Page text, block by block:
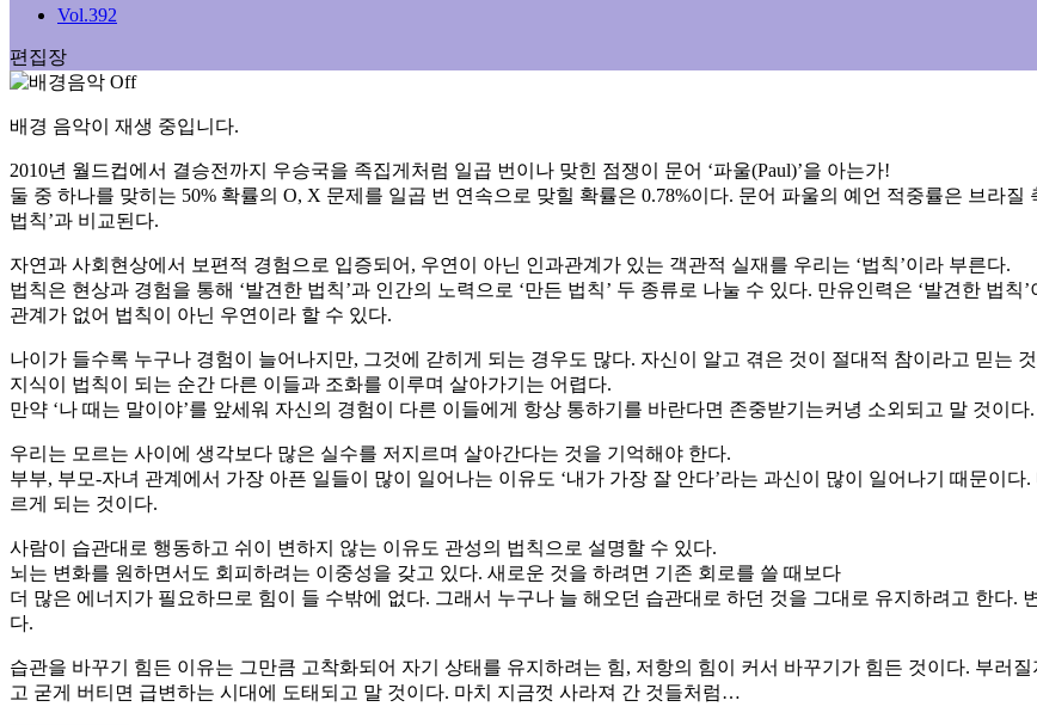
Vol.392
편집장
배경 음악이 재생 중입니다.
2010년 월드컵에서 결승전까지 우승국을 족집게처럼 일곱 번이나 맞힌 점쟁이 문어 ‘파울(Paul)’을 아는가!
둘 중 하나를 맞히는 50% 확률의 O, X 문제를 일곱 번 연속으로 맞힐 확률은 0.78%이다. 문어 파울의 예언 적중률은 브라질
법칙’과 비교된다.
자연과 사회현상에서 보편적 경험으로 입증되어, 우연이 아닌 인과관계가 있는 객관적 실재를 우리는 ‘법칙’이라 부른다.
법칙은 현상과 경험을 통해 ‘발견한 법칙’과 인간의 노력으로 ‘만든 법칙’ 두 종류로 나눌 수 있다. 만유인력은 ‘발견한 법칙
관계가 없어 법칙이 아닌 우연이라 할 수 있다.
나이가 들수록 누구나 경험이 늘어나지만, 그것에 갇히게 되는 경우도 많다. 자신이 알고 겪은 것이 절대적 참이라고 믿는
지식이 법칙이 되는 순간 다른 이들과 조화를 이루며 살아가기는 어렵다.
만약 ‘나 때는 말이야’를 앞세워 자신의 경험이 다른 이들에게 항상 통하기를 바란다면 존중받기는커녕 소외되고 말 것이다.
우리는 모르는 사이에 생각보다 많은 실수를 저지르며 살아간다는 것을 기억해야 한다.
부부, 부모-자녀 관계에서 가장 아픈 일들이 많이 일어나는 이유도 ‘내가 가장 잘 안다’라는 과신이 많이 일어나기 때문이
르게 되는 것이다.
사람이 습관대로 행동하고 쉬이 변하지 않는 이유도 관성의 법칙으로 설명할 수 있다.
뇌는 변화를 원하면서도 회피하려는 이중성을 갖고 있다. 새로운 것을 하려면 기존 회로를 쓸 때보다
더 많은 에너지가 필요하므로 힘이 들 수밖에 없다. 그래서 누구나 늘 해오던 습관대로 하던 것을 그대로 유지하려고 한다.
다.
습관을 바꾸기 힘든 이유는 그만큼 고착화되어 자기 상태를 유지하려는 힘, 저항의 힘이 커서 바꾸기가 힘든 것이다. 부러
고 굳게 버티면 급변하는 시대에 도태되고 말 것이다. 마치 지금껏 사라져 간 것들처럼…